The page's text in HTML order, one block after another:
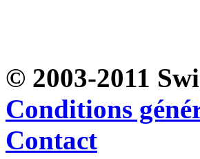
© 2003-2011
Conditions
Contact